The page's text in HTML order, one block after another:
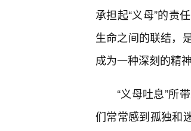
承担起“义母”的责
生命之间的联结，
成为一种深刻的精神
“义母吐息”所
们常常感到孤独和